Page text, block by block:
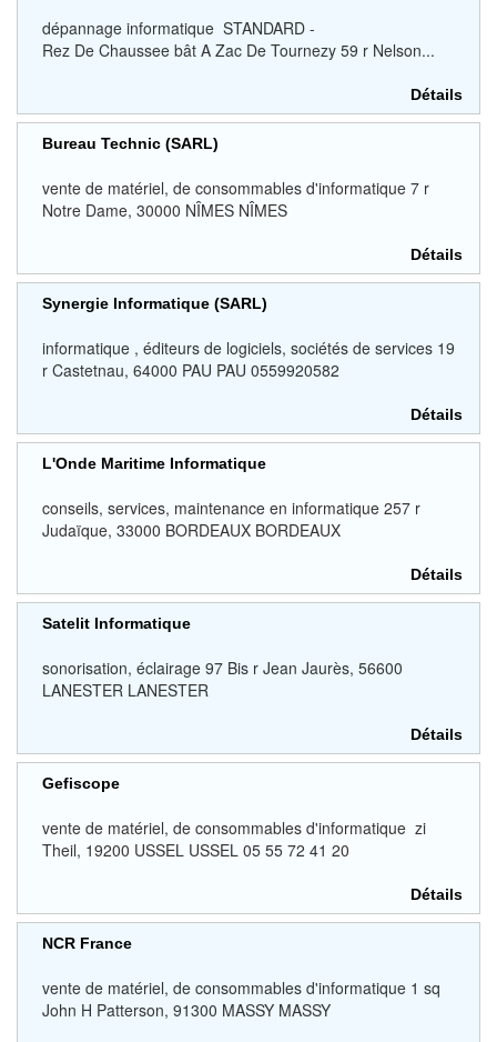
dépannage informatique STANDARD -
Rez De Chaussee bât A Zac De Tournezy 59 r Nelson...
Détails
Bureau Technic (SARL)
vente de matériel, de consommables d'informatique 7 r
Notre Dame, 30000 NÎMES NÎMES
Détails
Synergie Informatique (SARL)
informatique , éditeurs de logiciels, sociétés de services 19
r Castetnau, 64000 PAU PAU 0559920582
Détails
L'Onde Maritime Informatique
conseils, services, maintenance en informatique 257 r
Judaïque, 33000 BORDEAUX BORDEAUX
Détails
Satelit Informatique
sonorisation, éclairage 97 Bis r Jean Jaurès, 56600
LANESTER LANESTER
Détails
Gefiscope
vente de matériel, de consommables d'informatique zi
Theil, 19200 USSEL USSEL 05 55 72 41 20
Détails
NCR France
vente de matériel, de consommables d'informatique 1 sq
John H Patterson, 91300 MASSY MASSY